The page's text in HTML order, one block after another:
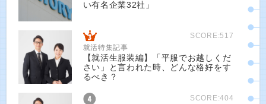
い有名企業32社」
SCORE:517
就活特集記事
【就活生服装編】「平服でお越しくだ
さい」と言われた時、どんな格好をす
るべき？
SCORE:404